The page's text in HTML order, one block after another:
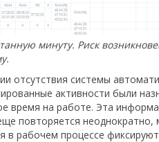
минуту. Риск
отсутствия системы
активности были
время на работе. Эта
повторяется
рабочем процессе